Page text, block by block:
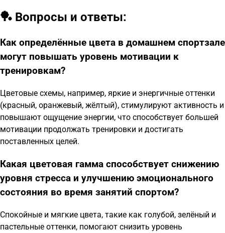
🏓 Вопросы и ответы:
Как определённые цвета в домашнем спортзале
могут повышать уровень мотивации к
тренировкам?
Цветовые схемы, например, яркие и энергичные оттенки
(красный, оранжевый, жёлтый), стимулируют активность и
повышают ощущение энергии, что способствует большей
мотивации продолжать тренировки и достигать
поставленных целей.
Какая цветовая гамма способствует снижению
уровня стресса и улучшению эмоционального
состояния во время занятий спортом?
Спокойные и мягкие цвета, такие как голубой, зелёный и
пастельные оттенки, помогают снизить уровень